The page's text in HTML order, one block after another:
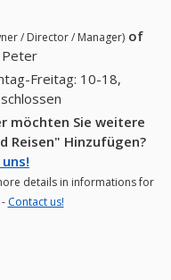
/ Director / Manager) of
Peter
Freitag: 10-18,
möchten Sie weitere
Reisen" Hinzufügen?
details in informations for
Contact us!